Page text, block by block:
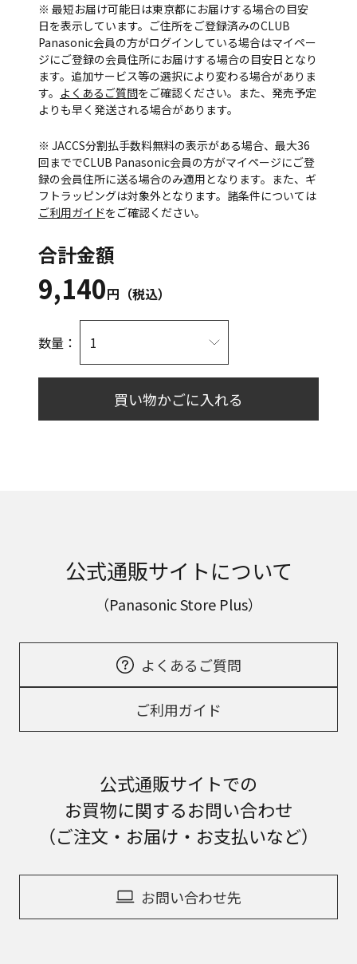
※ 最短お届け可能日は東京都にお届けする場合の目安
日を表示しています。ご住所をご登録済みのCLUB
Panasonic会員の方がログインしている場合はマイペー
ジにご登録の会員住所にお届けする場合の目安日となり
ます。追加サービス等の選択により変わる場合がありま
す。 よくあるご質問をご確認ください。また、発売予定
よりも早く発送される場合があります。
※ JACCS分割払手数料無料の表示がある場合、最大36
回まででCLUB Panasonic会員の方がマイページにご登
録の会員住所に送る場合のみ適用となります。また、ギ
フトラッピングは対象外となります。諸条件については
ご利用ガイドをご確認ください。
合計金額
9,140円（税込）
数量：
買い物かごに入れる
公式通販サイトについて
（Panasonic Store Plus）
よくあるご質問
ご利用ガイド
公式通販サイトでの
お買物に関するお問い合わせ
（ご注文・お届け・お支払いなど）
お問い合わせ先